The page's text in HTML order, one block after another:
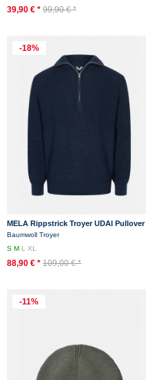
39,90 € * 99,90 € *
-18%
MELA Rippstrick Troyer UDAI Pullover
Navy Dunkelblau Baumwolle
Nachhaltig
Baumwoll Troyer
SM L XL
88,90 € * 109,00 € *
-11%